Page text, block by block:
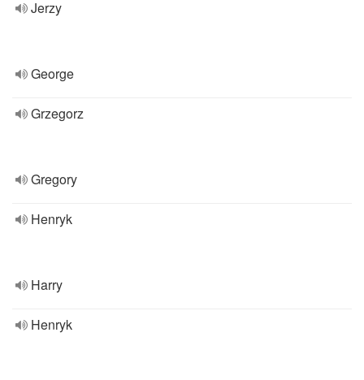
Jerzy
George
Grzegorz
Gregory
Henryk
Harry
Henryk